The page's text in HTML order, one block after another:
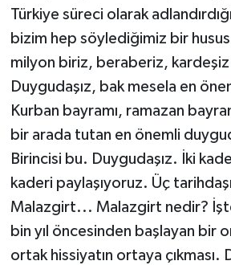
Türkiye süreci olarak
bizim hep söylediğimiz bir
milyon biriz, beraberiz, kardeşiz
Duygudaşız, bak mesela en
Kurban bayramı, ramazan
bir arada tutan en önemli
Birincisi bu. Duygudaşız. İki
kaderi paylaşıyoruz. Üç
Malazgirt... Malazgirt nedir?
bin yıl öncesinden başlayan bir
ortak hissiyatın ortaya çıkması.